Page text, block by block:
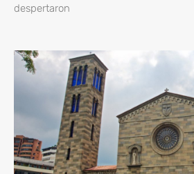
despertaron